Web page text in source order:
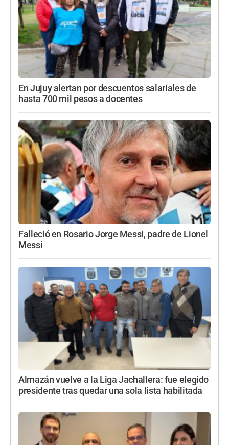
En Jujuy alertan por descuentos salariales de
hasta 700 mil pesos a docentes
Falleció en Rosario Jorge Messi, padre de Lionel
Messi
Almazán vuelve a la Liga Jachallera: fue elegido
presidente tras quedar una sola lista habilitada